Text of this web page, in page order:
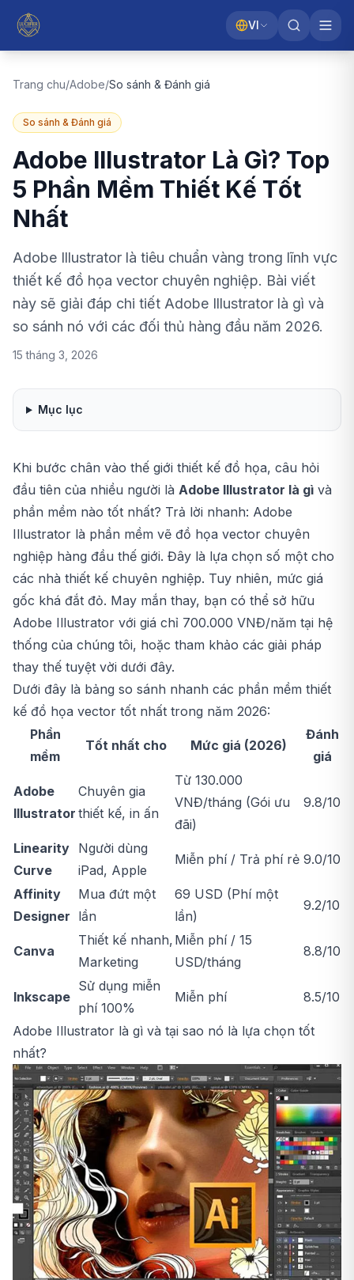
VI
Trang chu/Adobe/So sánh & Đánh giá
So sánh & Đánh giá
Adobe Illustrator Là Gì? Top
5 Phần Mềm Thiết Kế Tốt
Nhất
Adobe Illustrator là tiêu chuẩn vàng trong lĩnh vực
thiết kế đồ họa vector chuyên nghiệp. Bài viết
này sẽ giải đáp chi tiết Adobe Illustrator là gì và
so sánh nó với các đối thủ hàng đầu năm 2026.
15 tháng 3, 2026
Mục lục
Khi bước chân vào thế giới thiết kế đồ họa, câu hỏi
đầu tiên của nhiều người là Adobe Illustrator là gì và
phần mềm nào tốt nhất? Trả lời nhanh: Adobe
Illustrator là phần mềm vẽ đồ họa vector chuyên
nghiệp hàng đầu thế giới. Đây là lựa chọn số một cho
các nhà thiết kế chuyên nghiệp. Tuy nhiên, mức giá
gốc khá đắt đỏ. May mắn thay, bạn có thể sở hữu
Adobe Illustrator với giá chỉ 700.000 VNĐ/năm tại hệ
thống của chúng tôi, hoặc tham khảo các giải pháp
thay thế tuyệt vời dưới đây.
Dưới đây là bảng so sánh nhanh các phần mềm thiết
kế đồ họa vector tốt nhất trong năm 2026:
Phần
mềm
Tốt nhất cho Mức giá (2026)
Đánh
giá
Adobe
Illustrator
Chuyên gia
thiết kế, in ấn
Từ 130.000
VNĐ/tháng (Gói ưu
đãi)
9.8/10
Linearity
Curve
Người dùng
iPad, Apple
Miễn phí / Trả phí rẻ 9.0/10
Affinity
Designer
Mua đứt một
lần
69 USD (Phí một
lần)
9.2/10
Canva
Thiết kế nhanh,
Marketing
Miễn phí / 15
USD/tháng
8.8/10
Inkscape
Sử dụng miễn
phí 100%
Miễn phí 8.5/10
Adobe Illustrator là gì và tại sao nó là lựa chọn tốt
nhất?